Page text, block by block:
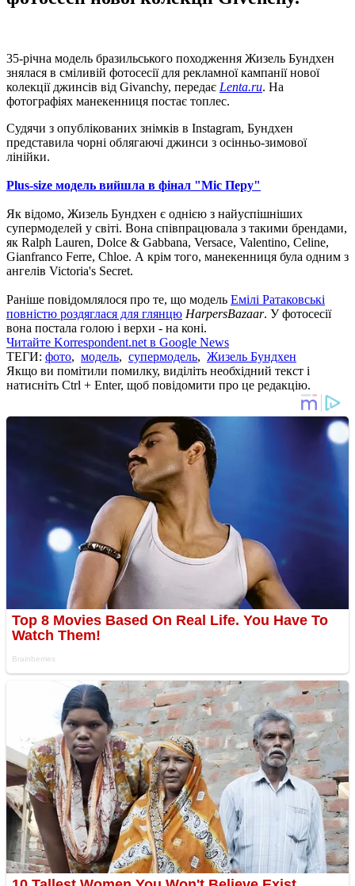
35-річна модель бразильського походження Жизель Бундхен
знялася в сміливій фотосесії для рекламної кампанії нової
колекції джинсів від Givanchy, передає Lenta.ru. На
фотографіях манекенниця постає топлес.
Судячи з опублікованих знімків в Instagram, Бундхен
представила чорні облягаючі джинси з осінньо-зимової
лінійки.
Plus-size модель вийшла в фінал "Міс Перу"
Як відомо, Жизель Бундхен є однією з найуспішніших
супермоделей у світі. Вона співпрацювала з такими брендами,
як Ralph Lauren, Dolce & Gabbana, Versace, Valentino, Celine,
Gianfranco Ferre, Chloe. А крім того, манекенниця була одним з
ангелів Victoria's Secret.
Раніше повідомлялося про те, що модель Емілі Ратаковські
повністю роздяглася для глянцю HarpersBazaar. У фотосесії
вона постала голою і верхи - на коні.
Читайте Korrespondent.net в Google News
ТЕГИ: фото, модель, супермодель, Жизель Бундхен
Якщо ви помітили помилку, виділіть необхідний текст і
натисніть Ctrl + Enter, щоб повідомити про це редакцію.